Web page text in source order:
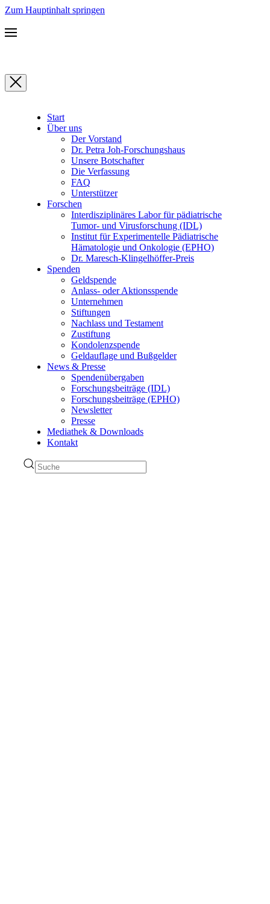
Zum Hauptinhalt springen
Start
Über uns
Der Vorstand
Dr. Petra Joh-Forschungshaus
Unsere Botschafter
Die Verfassung
FAQ
Unterstützer
Forschen
Interdisziplinäres Labor für pädiatrische
Tumor- und Virusforschung (IDL)
Institut für Experimentelle Pädiatrische
Hämatologie und Onkologie (EPHO)
Dr. Maresch-Klingelhöffer-Preis
Spenden
Geldspende
Anlass- oder Aktionsspende
Unternehmen
Stiftungen
Nachlass und Testament
Zustiftung
Kondolenzspende
Geldauflage und Bußgelder
News & Presse
Spendenübergaben
Forschungsbeiträge (IDL)
Forschungsbeiträge (EPHO)
Newsletter
Presse
Mediathek & Downloads
Kontakt